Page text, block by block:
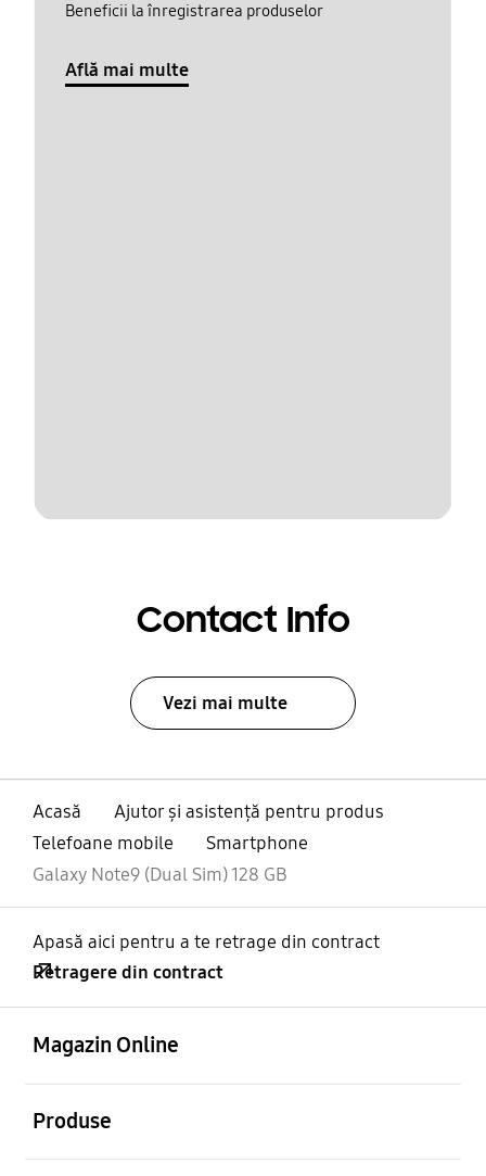
Beneficii la înregistrarea produselor
Află mai multe
Contact Info
Vezi mai multe
Acasă
Ajutor și asistență pentru produs
Telefoane mobile
Smartphone
Galaxy Note9 (Dual Sim) 128 GB
Apasă aici pentru a te retrage din contract
Retragere din contract
Magazin Online
Produse